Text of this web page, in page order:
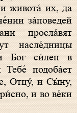
живота́ их, да
за́поведей
просла́вят
насле́дницы
Бог си́лен в
подоба́ет
Отцу́, и Сы́ну,
и во ве́ки